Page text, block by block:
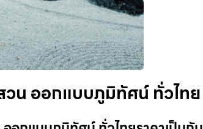
น ออกแบบภูมิทัศน์ ทั่วไทย